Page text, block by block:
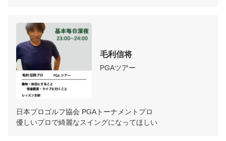
毛利信将
PGAツアー
日本プロゴルフ協会 PGAトーナメントプロ
優しいプロで綺麗なスイングになってほしい